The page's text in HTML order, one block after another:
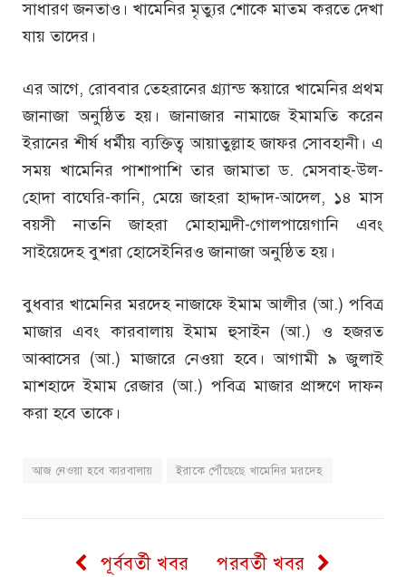
সাধারণ জনতাও। খামেনির মৃত্যুর শোকে মাতম করতে দেখা
যায় তাদের।
এর আগে, রোববার তেহরানের গ্র্যান্ড স্কয়ারে খামেনির প্রথম
জানাজা অনুষ্ঠিত হয়। জানাজার নামাজে ইমামতি করেন
ইরানের শীর্ষ ধর্মীয় ব্যক্তিত্ব আয়াতুল্লাহ জাফর সোবহানী। এ
সময় খামেনির পাশাপাশি তার জামাতা ড. মেসবাহ-উল-
হোদা বাঘেরি-কানি, মেয়ে জাহরা হাদ্দাদ-আদেল, ১৪ মাস
বয়সী নাতনি জাহরা মোহাম্মদী-গোলপায়েগানি এবং
সাইয়েদেহ বুশরা হোসেইনিরও জানাজা অনুষ্ঠিত হয়।
বুধবার খামেনির মরদেহ নাজাফে ইমাম আলীর (আ.) পবিত্র
মাজার এবং কারবালায় ইমাম হুসাইন (আ.) ও হজরত
আব্বাসের (আ.) মাজারে নেওয়া হবে। আগামী ৯ জুলাই
মাশহাদে ইমাম রেজার (আ.) পবিত্র মাজার প্রাঙ্গণে দাফন
করা হবে তাকে।
আজ নেওয়া হবে কারবালায় ইরাকে পৌঁছেছে খামেনির মরদেহ
পূর্ববর্তী খবর
পরবর্তী খবর